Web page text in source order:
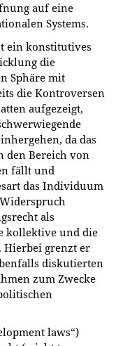
auf eine
Systems.
ein konstitutives
die
Sphäre mit
die Kontroversen
aufgezeigt,
da das
den Bereich von
fällt und
das Individuum
als
kollektive und die
grenzt er
diskutierten
zum Zwecke
laws“)